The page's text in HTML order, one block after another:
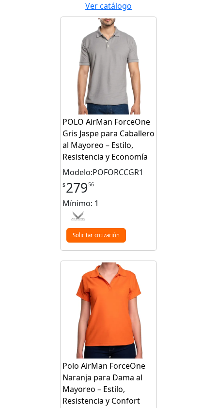
Ver catálogo
POLO AirMan ForceOne
Gris Jaspe para Caballero
al Mayoreo – Estilo,
Resistencia y Economía
Modelo:POFORCCGR1
$27956
Mínimo: 1
Solicitar cotización
Polo AirMan ForceOne
Naranja para Dama al
Mayoreo – Estilo,
Resistencia y Confort